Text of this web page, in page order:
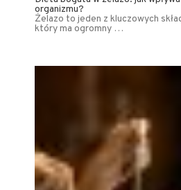
organizmu?
Żelazo to jeden z kluczowych
który ma ogromny …